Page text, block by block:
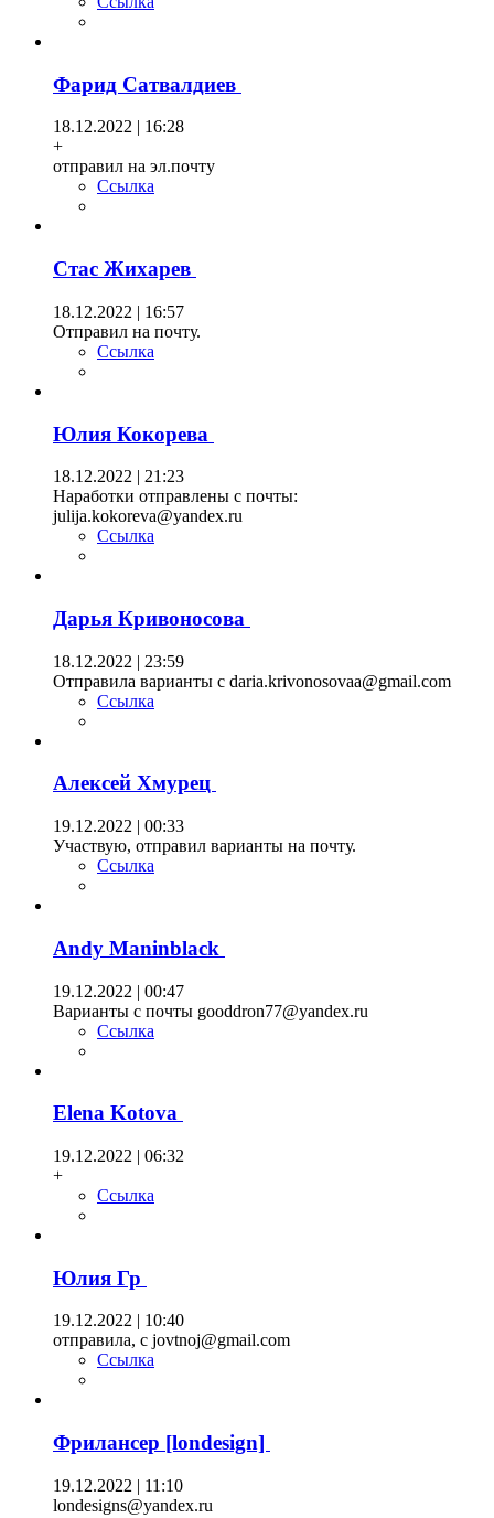
Фарид Сатвалдиев
18.12.2022 | 16:28
+
отправил на эл.почту
Ссылка
Стас Жихарев
18.12.2022 | 16:57
Отправил на почту.
Ссылка
Юлия Кокорева
18.12.2022 | 21:23
Наработки отправлены с почты:
julija.kokoreva@yandex.ru
Ссылка
Дарья Кривоносова
18.12.2022 | 23:59
Отправила варианты с daria.krivonosovaa@gmail.com
Ссылка
Алексей Хмурец
19.12.2022 | 00:33
Участвую, отправил варианты на почту.
Ссылка
Andy Maninblack
19.12.2022 | 00:47
Варианты с почты gooddron77@yandex.ru
Ссылка
Elena Kotova
19.12.2022 | 06:32
+
Ссылка
Юлия Гр
19.12.2022 | 10:40
отправила, с jovtnoj@gmail.com
Ссылка
Фрилансер [londesign]
19.12.2022 | 11:10
londesigns@yandex.ru